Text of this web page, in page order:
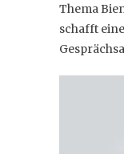
Thema
schafft